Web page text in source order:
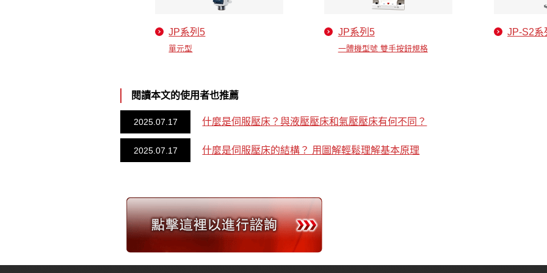
JP系列5
單元型
JP系列5
一體機型號 雙手按鈕規格
JP-S2系
閱讀本文的使用者也推薦
2025.07.17 什麼是伺服壓床？與液壓壓床和氣壓壓床有何不同？
2025.07.17 什麼是伺服壓床的結構？ 用圖解輕鬆理解基本原理